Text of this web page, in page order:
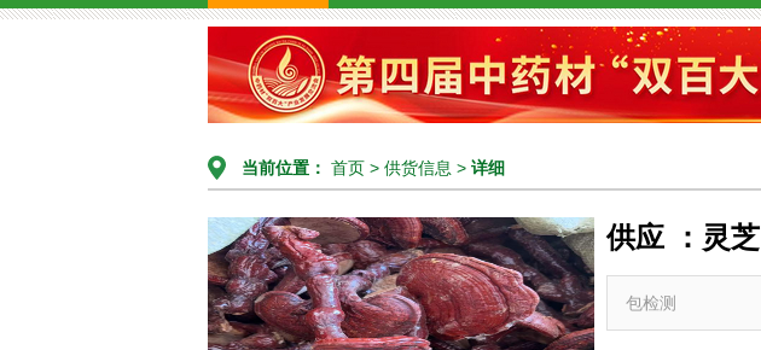
当前位置： 首页 > 供货信息 > 详细
供应 ：灵芝
包检测